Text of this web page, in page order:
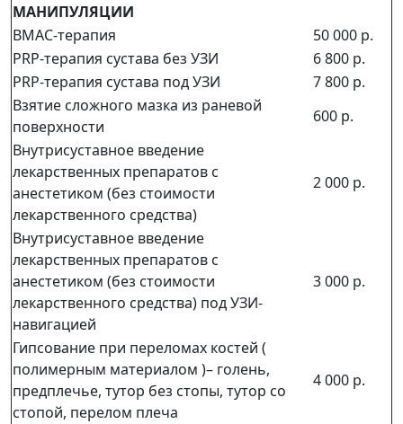
МАНИПУЛЯЦИИ
BMAC-терапия
50 000 р.
PRP-терапия сустава без УЗИ
6 800 р.
PRP-терапия сустава под УЗИ
7 800 р.
Взятие сложного мазка из раневой
поверхности
600 р.
Внутрисуставное введение
лекарственных препаратов с
анестетиком (без стоимости
лекарственного средства)
2 000 р.
Внутрисуставное введение
лекарственных препаратов с
анестетиком (без стоимости
лекарственного средства) под УЗИ-
навигацией
3 000 р.
Гипсование при переломах костей (
полимерным материалом )– голень,
предплечье, тутор без стопы, тутор со
стопой, перелом плеча
4 000 р.